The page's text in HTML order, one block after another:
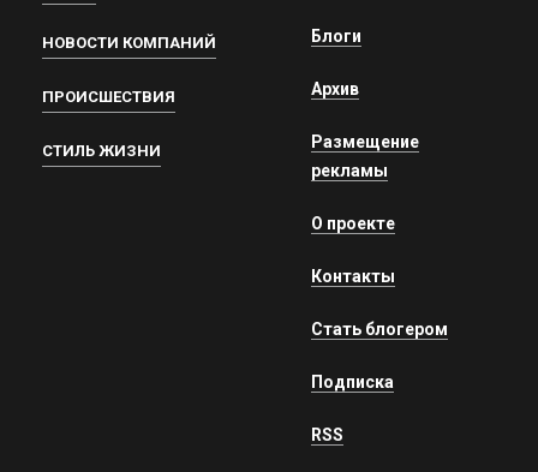
НОВОСТИ КОМПАНИЙ
ПРОИСШЕСТВИЯ
СТИЛЬ ЖИЗНИ
Блоги
Архив
Размещение
рекламы
О проекте
Контакты
Стать блогером
Подписка
RSS